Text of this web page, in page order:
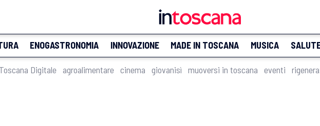
ENOGASTRONOMIA INNOVAZIONE MADE IN TOSCANA MUSICA
Toscana Digitale agroalimentare cinema giovanisì muoversi in toscana eventi